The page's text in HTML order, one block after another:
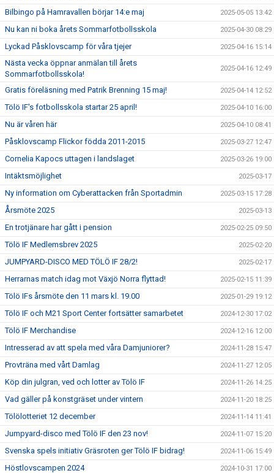
Bilbingo på Hamravallen börjar 14:e maj 2025-05-05 13:42
Nu kan ni boka årets Sommarfotbollsskola 2025-04-30 08:29
Lyckad Påsklovscamp för våra tjejer 2025-04-16 15:14
Nästa vecka öppnar anmälan till årets
Sommarfotbollsskola!
2025-04-16 12:49
Gratis föreläsning med Patrik Brenning 15 maj! 2025-04-14 12:52
Tölö IF's fotbollsskola startar 25 april! 2025-04-10 16:00
Nu är våren här 2025-04-10 08:41
Påsklovscamp Flickor födda 2011-2015 2025-03-27 12:47
Cornelia Kapocs uttagen i landslaget 2025-03-26 19:00
Intäktsmöjlighet 2025-03-17
Ny information om Cyberattacken från Sportadmin 2025-03-15 17:28
Årsmöte 2025 2025-03-13
En trotjänare har gått i pension 2025-02-25 09:50
Tölö IF Medlemsbrev 2025 2025-02-20
JUMPYARD-DISCO MED TÖLÖ IF 28/2! 2025-02-17
Herrarnas match idag mot Växjö Norra flyttad! 2025-02-15 11:39
Tölö IFs årsmöte den 11 mars kl. 19.00 2025-01-29 19:12
Tölö IF och M21 Sport Center fortsätter samarbetet 2024-12-30 17:02
Tölö IF Merchandise 2024-12-16 12:00
Intresserad av att spela med våra Damjuniorer? 2024-11-28 15:47
Provträna med vårt Damlag 2024-11-27 12:05
Köp din julgran, ved och lotter av Tölö IF 2024-11-26 14:25
Vad gäller på konstgräset under vintern 2024-11-20 18:25
Tölölotteriet 12 december 2024-11-14 11:41
Jumpyard-disco med Tölö IF den 23 nov! 2024-11-07 15:20
Svenska spels initiativ Gräsroten ger Tölö IF bidrag! 2024-11-06 15:49
Höstlovscampen 2024 2024-10-31 17:00